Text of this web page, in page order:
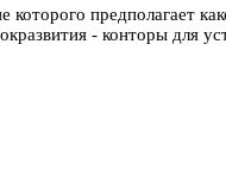
предполагает
- конторы для